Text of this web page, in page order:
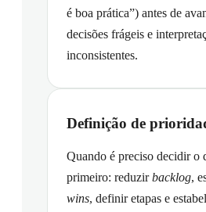
é boa prática”) antes de
decisões frágeis e
inconsistentes.
Definição de
Quando é preciso decidir o
primeiro: reduzirbacklog,
wins, definir etapas e